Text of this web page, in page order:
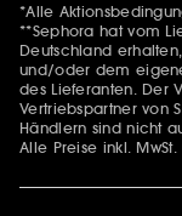
Zusätzlich
*Alle
**Sephora hat vom
Deutschland
und/oder dem
des Lieferanten. Der
Vertriebspartner von
Händlern sind nicht
Alle Preise inkl.